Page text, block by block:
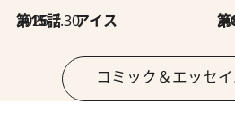
2026.7.30
第15話 アイス 第8
コミック＆エッセ